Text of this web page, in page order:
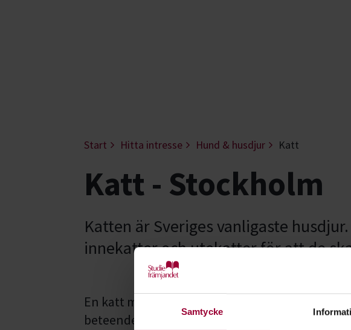
Samtycke
Start Hitta intresse Hund & husdjur Katt
Katt - Stockholm
Katten är Sveriges vanligaste
innekatter och utekatter för att de
En katt mår bra om den får röra på sig och får
beteenden men hur ska det gå till inomhus?